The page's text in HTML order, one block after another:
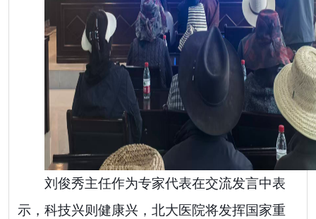
刘俊秀主任作为专家代表在交流发言中表
示， 科技兴则健康兴，北大医院将发挥国家重